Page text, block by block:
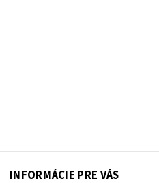
INFORMÁCIE PRE VÁS